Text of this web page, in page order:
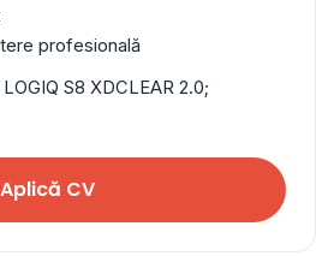
profesională
LOGIQ S8 XDCLEAR 2.0;
Aplică CV